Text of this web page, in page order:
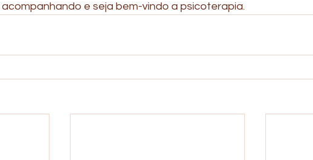
e seja bem-vindo a psicoterapia.